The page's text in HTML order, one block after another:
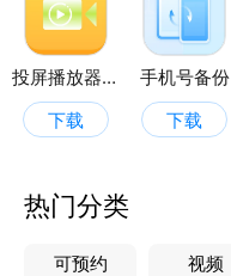
投屏播放器助手
下载
手机号备份
下载
热门分类
可预约 视频